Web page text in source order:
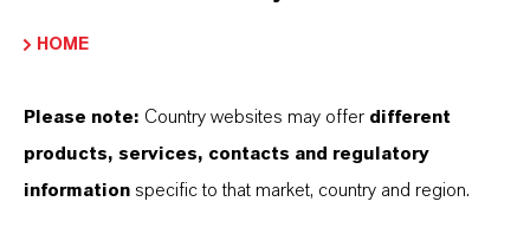
Partner für Ihr Unternehmen ist
HOME
Please note: Country websites may offer different
products, services, contacts and regulatory
information specific to that market, country and region.